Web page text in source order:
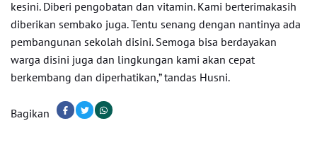
kesini. Diberi pengobatan dan vitamin. Kami berterimakasih
diberikan sembako juga. Tentu senang dengan nantinya ada
pembangunan sekolah disini. Semoga bisa berdayakan
warga disini juga dan lingkungan kami akan cepat
berkembang dan diperhatikan,” tandas Husni.
Bagikan